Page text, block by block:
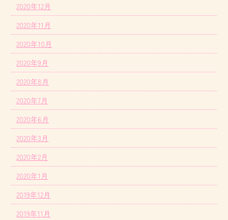
2020年12月
2020年11月
2020年10月
2020年9月
2020年8月
2020年7月
2020年6月
2020年3月
2020年2月
2020年1月
2019年12月
2019年11月